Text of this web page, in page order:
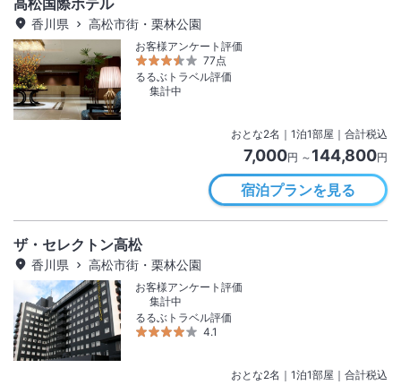
高松国際ホテル
香川県 高松市街・栗林公園
お客様アンケート評価
77点
るるぶトラベル評価
集計中
おとな2名 ｜ 1泊1部屋｜合計税込
7,000円 ～ 144,800円
宿泊プランを見る
ザ・セレクトン高松
香川県 高松市街・栗林公園
お客様アンケート評価
集計中
るるぶトラベル評価
4.1
おとな2名 ｜ 1泊1部屋｜合計税込